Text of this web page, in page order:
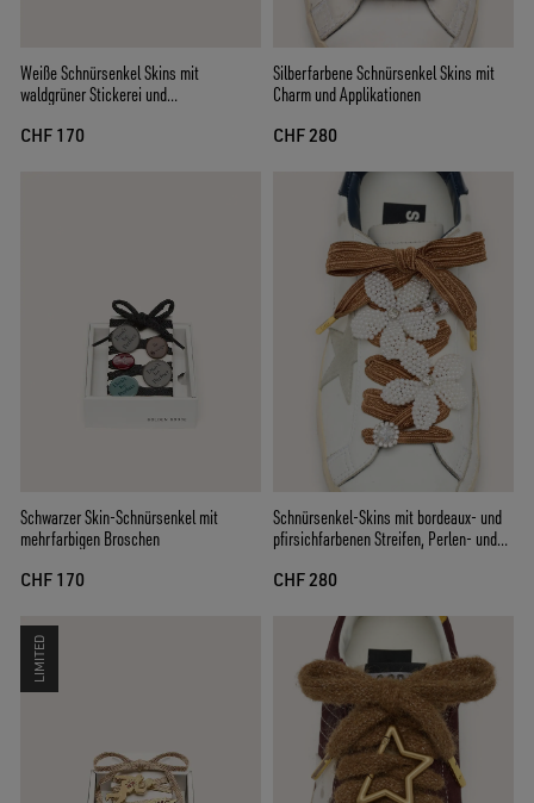
Weiße Schnürsenkel Skins mit
waldgrüner Stickerei und
CHF 170
Silberfarbene Schnürsenkel Skins mit
Charm und Applikationen
CHF 280
Schwarzer Skin-Schnürsenkel mit
mehrfarbigen Broschen
CHF 170
Schnürsenkel-Skins mit bordeaux- und
pfirsichfarbenen Streifen, Perlen- und
CHF 280
LIMITED